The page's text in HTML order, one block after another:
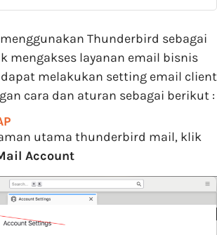
Thunderbird sebagai
mengakses layanan email bisnis
melakukan setting email client
cara dan aturan sebagai berikut :
utama thunderbird mail, klik
Account